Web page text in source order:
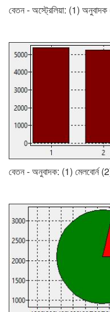
বেতন - অস্ট্রেলিয়া: (1)
বেতন - অনুবাদক: (1) মেলবোর্ন